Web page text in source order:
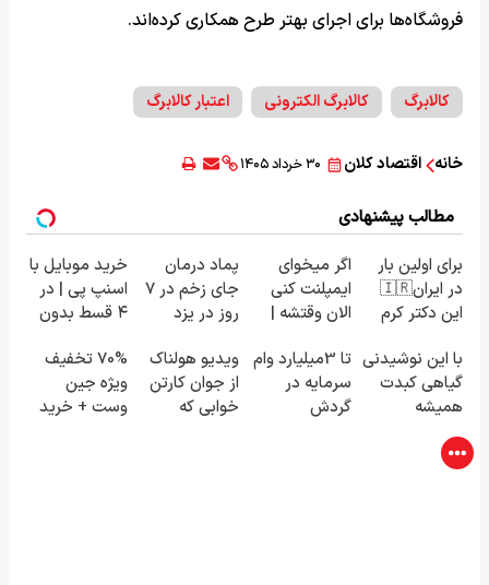
فروشگاه‌ها برای اجرای بهتر طرح همکاری کرده‌اند.
کالابرگ کالابرگ الکترونی اعتبار کالابرگ
خانه اقتصاد کلان ۳۰ خرداد ۱۴۰۵
مطالب پیشنهادی
برای اولین بار
در ایران🇮🇷
این دکتر کرم
23 روزه
ساخت!
اگر میخوای
ایمپلنت کنی
الان وقتشه |
میلیون
تومان!!!
پماد درمان
جای زخم در ۷
روز در یزد
(مشاوره
بگیرید)
خرید موبایل با
اسنپ پی | در
۴ قسط بدون
با این نوشیدنی
گیاهی کبدت
همیشه
پرقدرته55%تخفیف
تا 3میلیارد وام
سرمایه در
گردش
ویدیو هولناک
از جوان کارتن
خوابی که
70% تخفیف
ویژه جین
وست + خرید